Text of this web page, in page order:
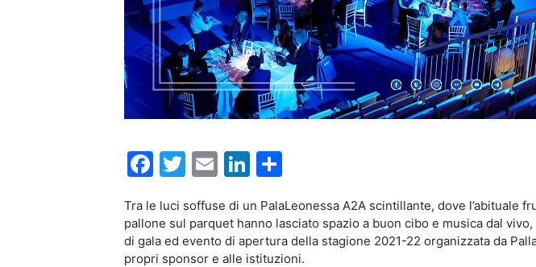
Facebook
Twitter
EmailLinkedIn
Tra le luci soffuse di un PalaLeonessa A2A scintillante, dove l’abituale
pallone sul parquet hanno lasciato spazio a buon cibo e musica dal
di gala ed evento di apertura della stagione 2021-22 organizzata da
propri sponsor e alle istituzioni.